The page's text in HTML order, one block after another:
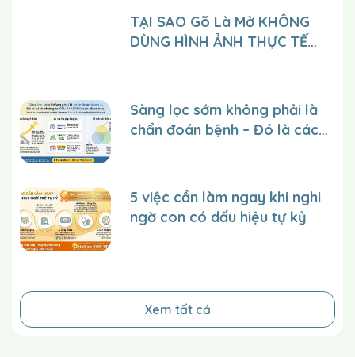
Từ khóa:đoán, xem, rạp chiếu phim, thích nhất, ăn,
bánh, món, người quen, cô ấy, bạn thân, dịp tết,
Gợi ý bổ trợ:Trên đây là các ví dụ dạy trẻ. Gợi ý
cho trẻ những cách thực hiện phù hợp với khả năng
của chúng. Nên nói với trẻ bằng ngữ điệu thật tự
TẠI SAO Gõ Là Mở KHÔNG
DÙNG HÌNH ẢNH THỰC TẾ
tỏa giá trị đến nhiều người
hơn?
Sàng lọc sớm không phải là
chẩn đoán bệnh – Đó là cách
5 việc cần làm ngay khi nghi
ngờ con có dấu hiệu tự kỷ
Xem tất cả